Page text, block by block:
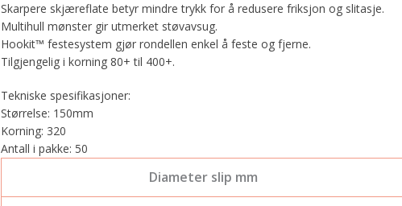
Skarpere skjæreflate betyr mindre trykk for å redusere friksjon og slitasje.
Multihull mønster gir utmerket støvavsug.
Hookit™ festesystem gjør rondellen enkel å feste og fjerne.
Tilgjengelig i korning 80+ til 400+.
Tekniske spesifikasjoner:
Størrelse: 150mm
Korning: 320
Antall i pakke: 50
Diameter slip mm